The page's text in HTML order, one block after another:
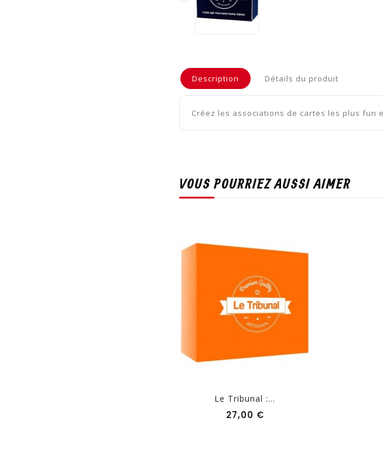
Description Détails du produit
Créez les associations de cartes les plus
VOUS POURRIEZ AUSSI AIMER
Le Tribunal :...
27,00 €Prix